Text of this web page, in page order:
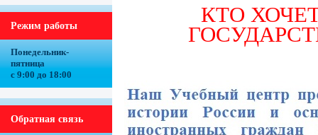
Режим работы
Понедельник-
пятница
с 9:00 до 18:00
Обратная связь
КТО